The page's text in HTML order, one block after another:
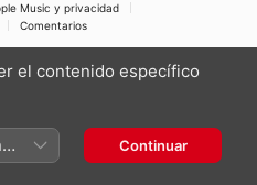
Music y privacidad
Comentarios
el contenido específico
Continuar